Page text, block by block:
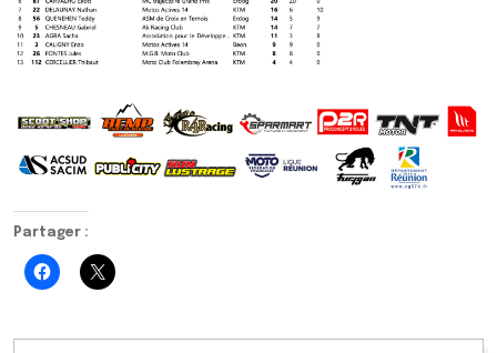
Partager :